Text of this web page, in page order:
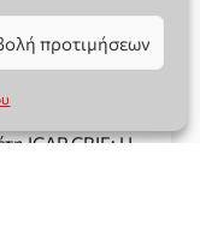
προτιμήσεων